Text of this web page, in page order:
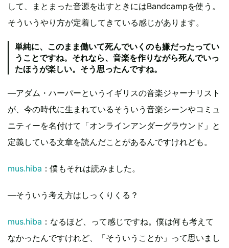
して、まとまった音源を出すときにはBandcampを使う。
そういうやり方が定着してきている感じがあります。
単純に、このまま働いて死んでいくのも嫌だったってい
うことですね。それなら、音楽を作りながら死んでいっ
たほうが楽しい。そう思ったんですね。
―アダム・ハーパーというイギリスの音楽ジャーナリスト
が、今の時代に生まれているそういう音楽シーンやコミュ
ニティーを名付けて「オンラインアンダーグラウンド」と
定義している文章を読んだことがあるんですけれども。
mus.hiba ：僕もそれは読みました。
―そういう考え方はしっくりくる？
mus.hiba ：なるほど、って感じですね。僕は何も考えて
なかったんですけれど、「そういうことか」って思いまし